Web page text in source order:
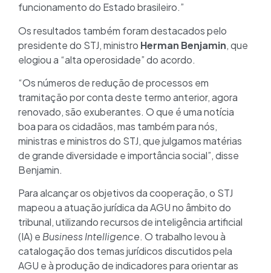
funcionamento do Estado brasileiro.”
Os resultados também foram destacados pelo
presidente do STJ, ministro Herman Benjamin, que
elogiou a “alta operosidade” do acordo.
“Os números de redução de processos em
tramitação por conta deste termo anterior, agora
renovado, são exuberantes. O que é uma notícia
boa para os cidadãos, mas também para nós,
ministras e ministros do STJ, que julgamos matérias
de grande diversidade e importância social”, disse
Benjamin.
Para alcançar os objetivos da cooperação, o STJ
mapeou a atuação jurídica da AGU no âmbito do
tribunal, utilizando recursos de inteligência artificial
(IA) e Business Intelligence. O trabalho levou à
catalogação dos temas jurídicos discutidos pela
AGU e à produção de indicadores para orientar as